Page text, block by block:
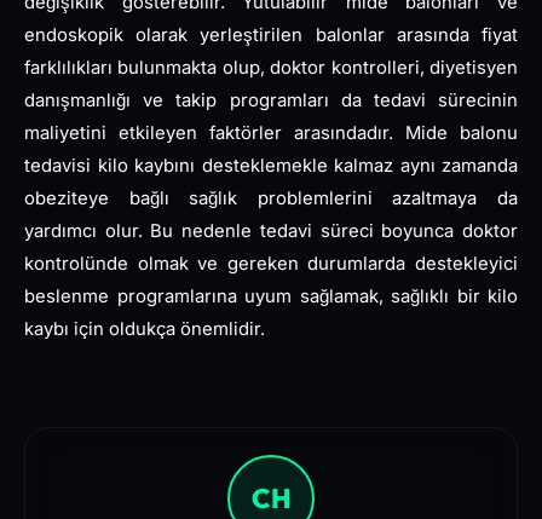
endoskopik olarak yerleştirilen balonlar arasında fiyat
farklılıkları bulunmakta olup, doktor kontrolleri, diyetisyen
danışmanlığı ve takip programları da tedavi sürecinin
maliyetini etkileyen faktörler arasındadır. Mide balonu
tedavisi kilo kaybını desteklemekle kalmaz aynı zamanda
obeziteye bağlı sağlık problemlerini azaltmaya da
yardımcı olur. Bu nedenle tedavi süreci boyunca doktor
kontrolünde olmak ve gereken durumlarda destekleyici
beslenme programlarına uyum sağlamak, sağlıklı bir kilo
kaybı için oldukça önemlidir.
CH